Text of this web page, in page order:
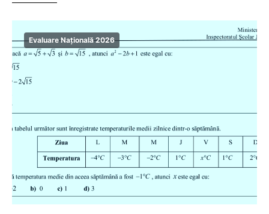
Evaluare Națională 2026